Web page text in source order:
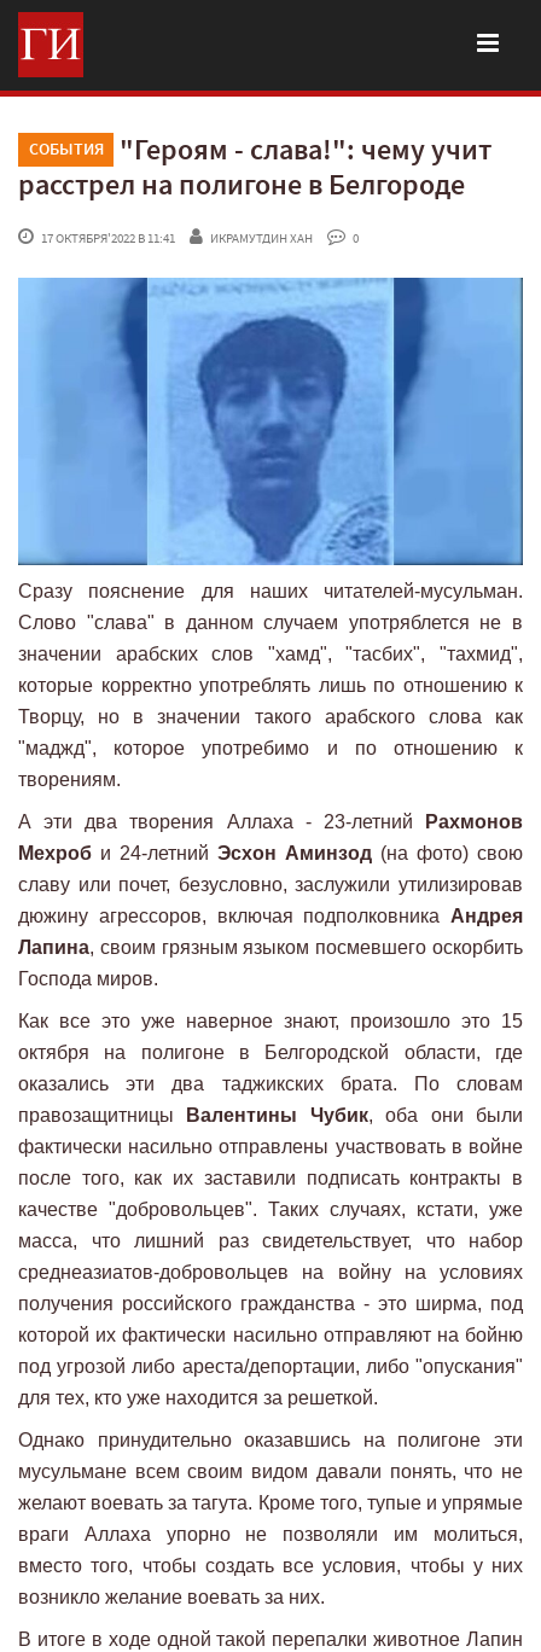
СОБЫТИЯ
"Героям - слава!": чему учит
расстрел на полигоне в Белгороде
17 ОКТЯБРЯ'2022 В 11:41 ИКРАМУТДИН ХАН 0
Сразу пояснение для наших читателей-мусульман.
Слово "слава" в данном случаем употряблется не в
значении арабских слов "хамд", "тасбих", "тахмид",
которые корректно употреблять лишь по отношению к
Творцу, но в значении такого арабского слова как
"маджд", которое употребимо и по отношению к
творениям.
А эти два творения Аллаха - 23-летний
Рахмонов
Мехроб и 24-летний Эсхон Аминзод (на фото) свою
славу или почет, безусловно, заслужили утилизировав
дюжину агрессоров, включая подполковника Андрея
Лапина, своим грязным языком посмевшего оскорбить
Господа миров.
Как все это уже наверное знают, произошло это 15
октября на полигоне в Белгородской области, где
оказались эти два таджикских брата. По словам
правозащитницы
Валентины Чубик, оба они были
фактически насильно отправлены участвовать в войне
после того, как их заставили подписать контракты в
качестве "добровольцев". Таких случаях, кстати, уже
масса, что лишний раз свидетельствует, что набор
среднеазиатов-добровольцев на войну на условиях
получения российского гражданства - это ширма, под
которой их фактически насильно отправляют на бойню
под угрозой либо ареста/депортации, либо "опускания"
для тех, кто уже находится за решеткой.
Однако принудительно оказавшись на полигоне эти
мусульмане всем своим видом давали понять, что не
желают воевать за тагута. Кроме того, тупые и упрямые
враги Аллаха упорно не позволяли им молиться,
вместо того, чтобы создать все условия, чтобы у них
возникло желание воевать за них.
В итоге в ходе одной такой перепалки животное Лапин